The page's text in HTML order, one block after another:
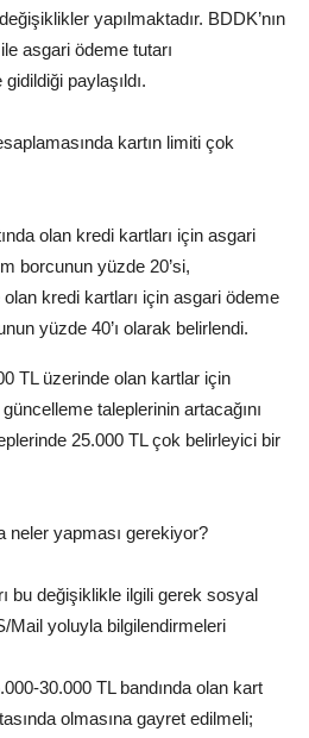
yapılmaktadır. BDDK’nın
asgari ödeme tutarı
paylaşıldı.
kartın limiti çok
olan kredi kartları için asgari
borcunun yüzde 20’si,
olan kredi kartları için asgari ödeme
yüzde 40’ı olarak belirlendi.
TL üzerinde olan kartlar için
taleplerinin artacağını
25.000 TL çok belirleyici bir
neler yapması gerekiyor?
bu değişiklikle ilgili gerek sosyal
Mail yoluyla bilgilendirmeleri
30.000 TL bandında olan kart
olmasına gayret edilmeli;